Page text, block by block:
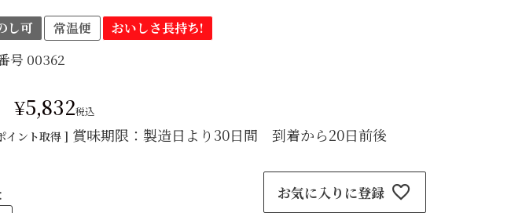
詰合せ16個入
こし・つぶ各8個
手土産
eギフト
5,000円台の贈りもの
し可 常温便 おいしさ長持ち!
号 00362
¥5,832税込
イント取得 ] 賞味期限：製造日より30日間 到着から20日前後
お気に入りに登録